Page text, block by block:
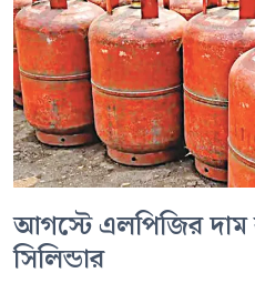
আগস্টে এলপিজির
সিলিন্ডার